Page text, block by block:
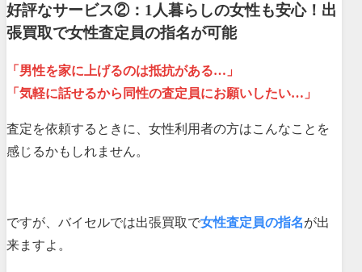
好評なサービス②：1人暮らしの女性も安心！出
張買取で女性査定員の指名が可能
「男性を家に上げるのは抵抗がある…」
「気軽に話せるから同性の査定員にお願いしたい…」
査定を依頼するときに、女性利用者の方はこんなことを
感じるかもしれません。
ですが、バイセルでは出張買取で女性査定員の指名が出
来ますよ。